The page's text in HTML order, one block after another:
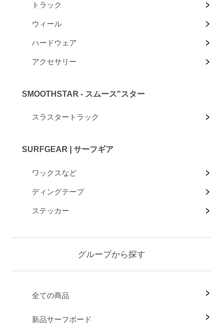
トラック
ウィール
ハードウェア
アクセサリー
SMOOTHSTAR - スムース"スター
スラスタートラック
SURFGEAR | サーフギア
ワックスなど
ディングテープ
ステッカー
グループから探す
全ての商品
新品サーフボード